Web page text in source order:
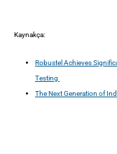
Kaynakça:
Robustel Achieves
Testing
The Next Generation of